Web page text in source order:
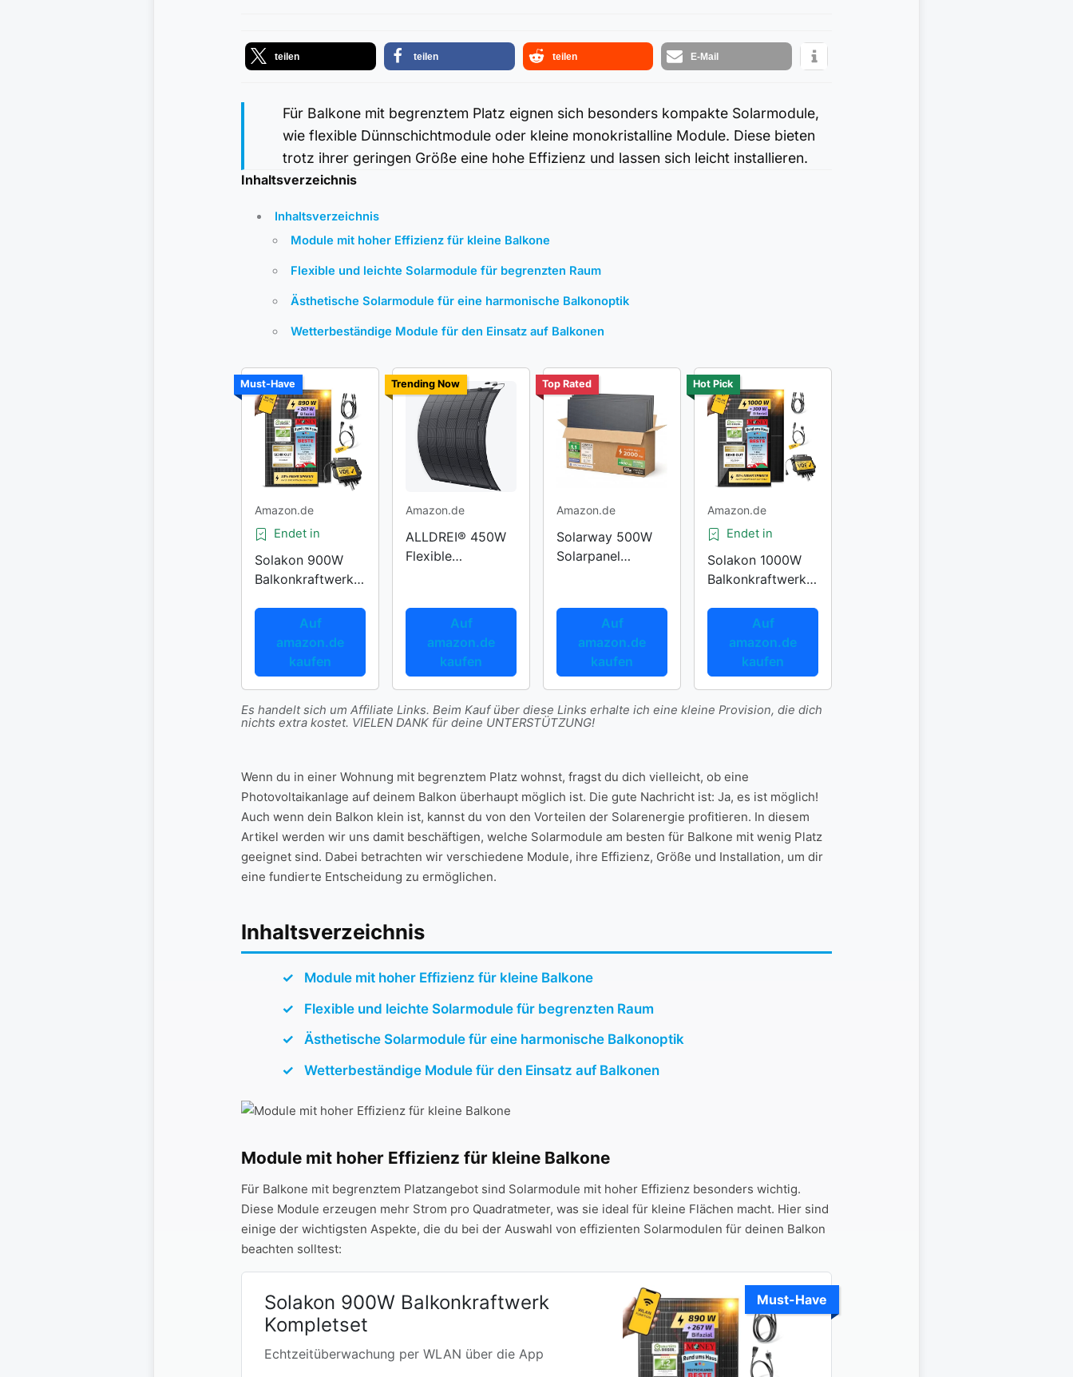
teilen teilen teilen E-Mail
Für Balkone mit begrenztem Platz eignen sich besonders kompakte Solarmodule,
wie flexible Dünnschichtmodule oder kleine monokristalline Module. Diese bieten
trotz ihrer geringen Größe eine hohe Effizienz und lassen sich leicht installieren.
Inhaltsverzeichnis
Inhaltsverzeichnis
Module mit hoher Effizienz⁣ für kleine Balkone
Flexible und leichte Solarmodule für ​begrenzten Raum
Ästhetische Solarmodule für eine harmonische Balkonoptik
Wetterbeständige Module für den Einsatz auf Balkonen
Must-Have
Amazon.de
Endet in
Solakon 900W
Balkonkraftwerk
Auf
amazon.de
kaufen
Trending Now
Amazon.de
ALLDREI® 450W
Flexible
Auf
amazon.de
kaufen
Top Rated
Amazon.de
Solarway 500W
Solarpanel
Auf
amazon.de
kaufen
Hot Pick
Amazon.de
Endet in
Solakon 1000W
Balkonkraftwerk
Auf
amazon.de
kaufen
Es handelt sich um Affiliate Links. Beim Kauf über diese Links erhalte ich eine kleine Provision, die dich
nichts extra kostet. VIELEN DANK für deine UNTERSTÜTZUNG!
Wenn du in einer Wohnung mit begrenztem Platz wohnst, fragst du dich vielleicht, ob eine
Photovoltaikanlage auf deinem Balkon überhaupt​ möglich ist. Die gute Nachricht ist: Ja, ⁢es ist möglich!
Auch ⁢wenn dein Balkon klein ist, kannst du‍ von den Vorteilen der Solarenergie profitieren. In diesem
Artikel werden wir uns damit⁤ beschäftigen, welche Solarmodule am⁢ besten‍ für Balkone mit wenig Platz
geeignet sind. Dabei betrachten wir verschiedene Module, ihre Effizienz, Größe und Installation, um dir
eine fundierte Entscheidung zu ermöglichen.
Inhaltsverzeichnis
Module mit ‌hoher Effizienz für kleine Balkone
Flexible und leichte Solarmodule für begrenzten Raum
Ästhetische Solarmodule‌ für eine harmonische Balkonoptik
Wetterbeständige Module für den ‍Einsatz auf Balkonen
Module mit hoher Effizienz⁣ für kleine Balkone
Für Balkone‍ mit begrenztem Platzangebot​ sind Solarmodule mit⁤ hoher Effizienz besonders wichtig.
Diese Module erzeugen mehr Strom pro Quadratmeter, was sie ideal für kleine Flächen macht.‌ Hier sind⁤
einige der wichtigsten Aspekte, die du bei der Auswahl von effizienten Solarmodulen für⁤ deinen Balkon
beachten solltest:
Must-Have
Solakon 900W Balkonkraftwerk
Kompletset
Echtzeitüberwachung per WLAN über die App